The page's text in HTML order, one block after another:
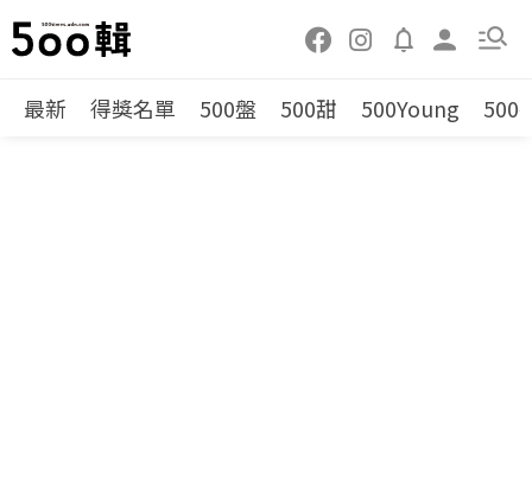
最新 得獎名單 500盤 500甜 500Young 500